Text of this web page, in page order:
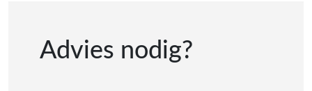
Advies nodig?